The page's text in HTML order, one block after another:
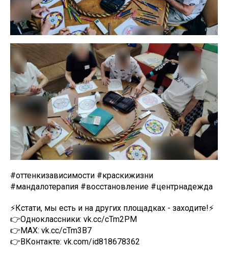
#оттенкизависимости #краскижизни
#мандалотерапия #восстановление #центрнадежда
⚡Кстати, мы есть и на других площадках - заходите!⚡
👉Одноклассники: vk.cc/cTm2PM
👉MAX: vk.cc/cTm3B7
👉ВКонтакте: vk.com/id818678362